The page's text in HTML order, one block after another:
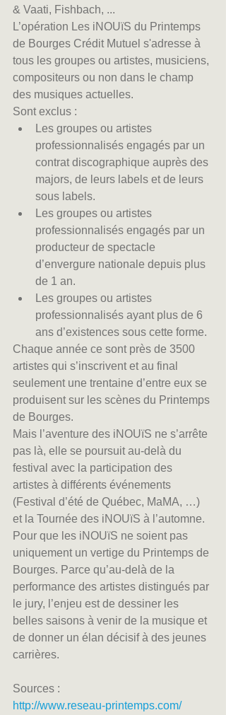
& Vaati, Fishbach, ...
L’opération Les iNOUïS du Printemps
de Bourges Crédit Mutuel s'adresse à
tous les groupes ou artistes, musiciens,
compositeurs ou non dans le champ
des musiques actuelles.
Sont exclus :
Les groupes ou artistes
professionnalisés engagés par un
contrat discographique auprès des
majors, de leurs labels et de leurs
sous labels.
Les groupes ou artistes
professionnalisés engagés par un
producteur de spectacle
d’envergure nationale depuis plus
de 1 an.
Les groupes ou artistes
professionnalisés ayant plus de 6
ans d’existences sous cette forme.
Chaque année ce sont près de 3500
artistes qui s’inscrivent et au final
seulement une trentaine d’entre eux se
produisent sur les scènes du Printemps
de Bourges.
Mais l’aventure des iNOUïS ne s’arrête
pas là, elle se poursuit au-delà du
festival avec la participation des
artistes à différents événements
(Festival d’été de Québec, MaMA, …)
et la Tournée des iNOUïS à l’automne.
Pour que les iNOUïS ne soient pas
uniquement un vertige du Printemps de
Bourges. Parce qu’au-delà de la
performance des artistes distingués par
le jury, l’enjeu est de dessiner les
belles saisons à venir de la musique et
de donner un élan décisif à des jeunes
carrières.
Sources :
http://www.reseau-printemps.com/